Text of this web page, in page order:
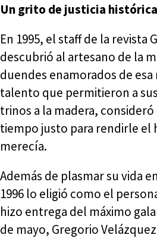
Un grito de justicia histórica
En 1995, el staff de la revista
descubrió al artesano de la
duendes enamorados de esa
talento que permitieron a
trinos a la madera, consideró
tiempo justo para rendirle el
merecía.
Además de plasmar su vida
1996 lo eligió como el
hizo entrega del máximo
de mayo, Gregorio